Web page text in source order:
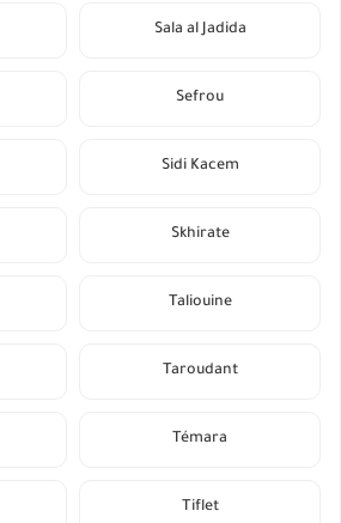
Sala al Jadida
Sefrou
Sidi Kacem
Skhirate
Taliouine
Taroudant
Témara
Tiflet